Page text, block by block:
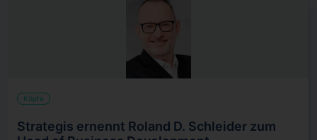
Köpfe
Strategis ernennt Roland D. Schleider zum